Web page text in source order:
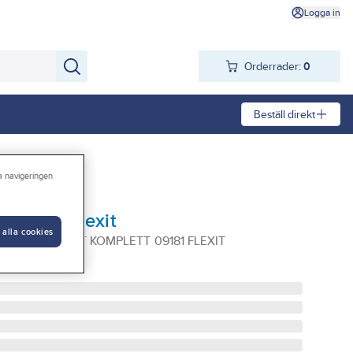
Logga in
Orderrader: 0
Beställ direkt
125, Flexit
125MM VIT KOMPLETT 09181 FLEXIT
navigeringen
alla cookies